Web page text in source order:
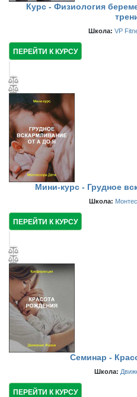
Курс - Физиология
Школа: VP
ПЕРЕЙТИ К КУРСУ
Мини-курс - Грудное
Школа:
ПЕРЕЙТИ К КУРСУ
Семинар -
Школа:
ПЕРЕЙТИ К КУРСУ